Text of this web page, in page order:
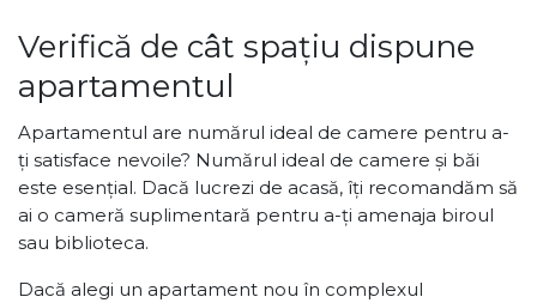
Verifică de cât spațiu dispune
apartamentul
Apartamentul are numărul ideal de camere pentru a-
ți satisface nevoile? Numărul ideal de camere și băi
este esențial. Dacă lucrezi de acasă, îți recomandăm să
ai o cameră suplimentară pentru a-ți amenaja biroul
sau biblioteca.
Dacă alegi un apartament nou în complexul